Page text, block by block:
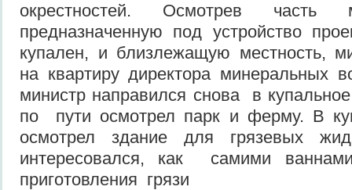
окрестностей. Осмотрев часть
предназначенную под устройство
купален, и близлежащую местность,
на квартиру директора минеральных
министр направился снова в
по пути осмотрел парк и ферму. В
осмотрел здание для грязевых
интересовался, как самими
приготовления грязи